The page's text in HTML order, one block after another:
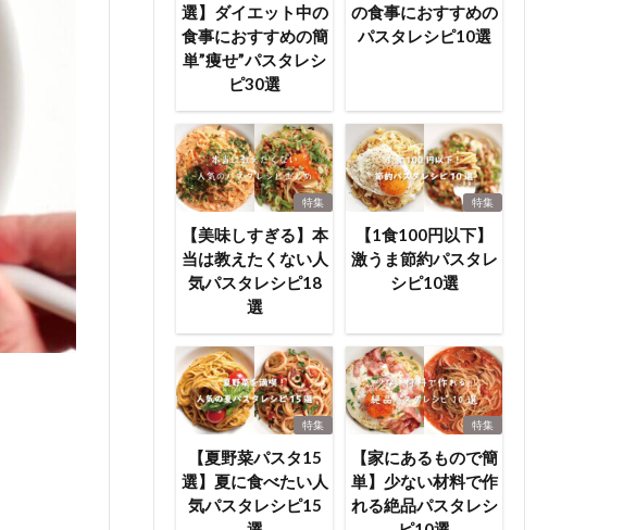
選】ダイエット中の
食事におすすめの簡
単”痩せ”パスタレシ
ピ30選
の食事におすすめの
パスタレシピ10選
特集
【美味しすぎる】本
当は教えたくない人
気パスタレシピ18
選
特集
【1食100円以下】
激うま節約パスタレ
シピ10選
特集
【夏野菜パスタ15
選】夏に食べたい人
気パスタレシピ15
特集
【家にあるもので簡
単】少ない材料で作
れる絶品パスタレシ